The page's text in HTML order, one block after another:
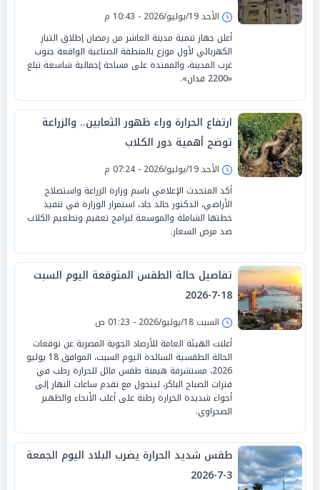
الأحد 19/يوليو/2026 - 10:43 م
أعلن جهاز تنمية مدينة العاشر من رمضان إطلاق التيار
الكهربائي لأول موزع بالمنطقة الصناعية الواقعة جنوب
غرب المدينة، والممتدة على مساحة إجمالية شاسعة تبلغ
«2200 فدان».
ارتفاع الحرارة وراء ظهور الثعابين.. والزراعة
توضح أهمية دور الكلاب
الأحد 19/يوليو/2026 - 07:24 م
أكد المتحدث الإعلامي باسم وزارة الزراعة واستصلاح
الأراضي، الدكتور خالد جاد، استمرار الوزارة في تنفيذ
خطتها الشاملة والموسعة لبرامج تعقيم وتطعيم الكلاب
ضد مرض السعار.
تفاصيل حالة الطقس المتوقعة اليوم السبت
18-7-2026
السبت 18/يوليو/2026 - 01:23 ص
أعلنت الهيئة العامة للأرصاد الجوية المصرية عن توقعات
الحالة الطقسية السائدة اليوم السبت، الموافق 18 يوليو
2026، مستشرفة هيمنة طقس مائل للحرارة رطب في
فترات الصباح الباكر، ليتحول مع تقدم ساعات النهار إلى
أجواء شديدة الحرارة رطبة على أغلب الأنحاء والظهير
الصحراوي.
طقس شديد الحرارة يضرب البلاد اليوم الجمعة
3-7-2026